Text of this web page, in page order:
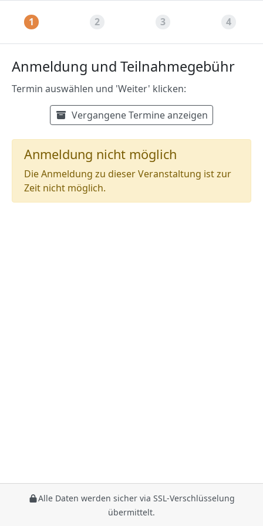
1 2 3 4
Anmeldung und Teilnahmegebühr
Termin auswählen und 'Weiter' klicken:
Termine auswählen:Vergangene Termine anzeigen
Anmeldung nicht möglich
Die Anmeldung zu dieser Veranstaltung ist zur
Zeit nicht möglich.
Alle Daten werden sicher via SSL-Verschlüsselung
übermittelt.